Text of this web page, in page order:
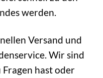
werden.
Versand und
Wir sind
hast oder